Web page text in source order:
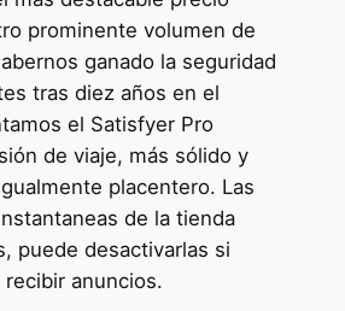
prominente volumen de
ganado la seguridad
tras diez años en el
el Satisfyer Pro
de viaje, más sólido y
placentero. Las
de la tienda
puede desactivarlas si
anuncios.